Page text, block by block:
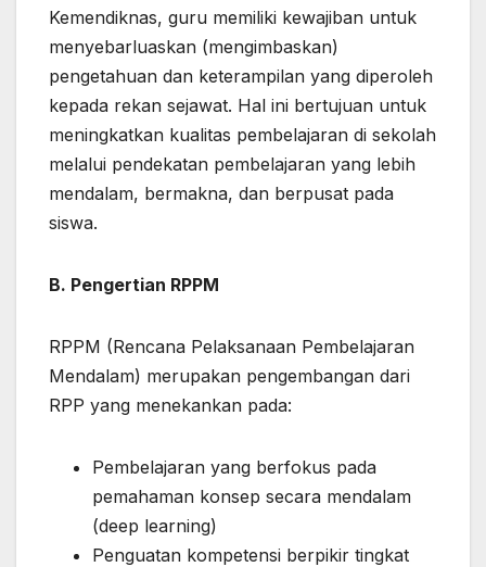
Kemendiknas, guru memiliki kewajiban untuk
menyebarluaskan (mengimbaskan)
pengetahuan dan keterampilan yang diperoleh
kepada rekan sejawat. Hal ini bertujuan untuk
meningkatkan kualitas pembelajaran di sekolah
melalui pendekatan pembelajaran yang lebih
mendalam, bermakna, dan berpusat pada
siswa.
B. Pengertian RPPM
RPPM (Rencana Pelaksanaan Pembelajaran
Mendalam) merupakan pengembangan dari
RPP yang menekankan pada:
Pembelajaran yang berfokus pada
pemahaman konsep secara mendalam
(deep learning)
Penguatan kompetensi berpikir tingkat